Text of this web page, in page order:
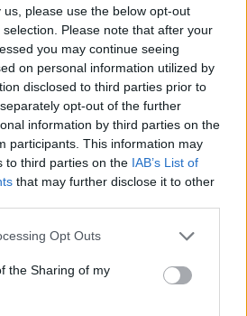
please use the below opt-out
Please note that after your
you may continue seeing
on personal information utilized by
disclosed to third parties prior to
opt-out of the further
information by third parties on the
participants. This information may
to third parties on the IAB’s List of
that may further disclose it to other
app uses one or more Google
usage behaviour. You may click to
Google and its third-party tags to
specified purposes in below Google
Opt Outs
the Sharing of my
(Allegati A, C, D), sulle liste
o per consultare le schede
vaccini, visita il sito ufficiale
o contatta ilnumero
. Conserva i documenti
della prevenzione per la